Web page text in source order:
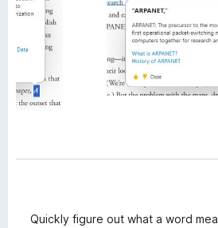
Quickly figure out what a word